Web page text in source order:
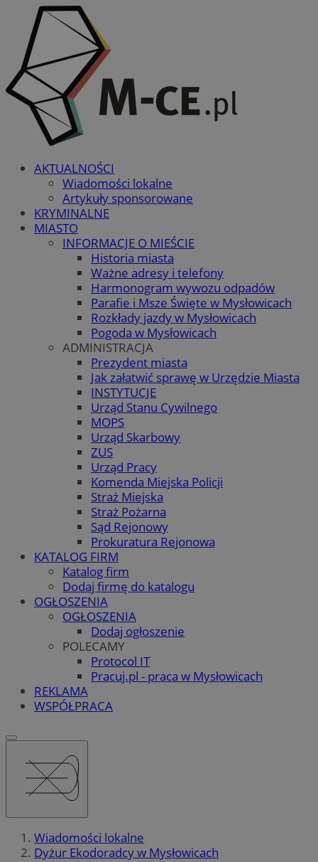
AKTUALNOŚCI
Wiadomości lokalne
Artykuły sponsorowane
KRYMINALNE
MIASTO
INFORMACJE O MIEŚCIE
Historia miasta
Ważne adresy i telefony
Harmonogram wywozu odpadów
Parafie i Msze Święte w Mysłowicach
Rozkłady jazdy w Mysłowicach
Pogoda w Mysłowicach
ADMINISTRACJA
Prezydent miasta
Jak załatwić sprawę w Urzędzie Miasta
INSTYTUCJE
Urząd Stanu Cywilnego
MOPS
Urząd Skarbowy
ZUS
Urząd Pracy
Komenda Miejska Policji
Straż Miejska
Straż Pożarna
Sąd Rejonowy
Prokuratura Rejonowa
KATALOG FIRM
Katalog firm
Dodaj firmę do katalogu
OGŁOSZENIA
OGŁOSZENIA
Dodaj ogłoszenie
POLECAMY
Protocol IT
Pracuj.pl - praca w Mysłowicach
REKLAMA
WSPÓŁPRACA
Wiadomości lokalne
Dyżur Ekodoradcy w Mysłowicach